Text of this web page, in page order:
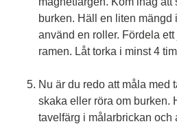
burken. Häll en liten mängd
använd en roller. Fördela
ramen. Låt torka i minst 4
Nu är du redo att måla med
skaka eller röra om burken.
tavelfärg i målarbrickan och